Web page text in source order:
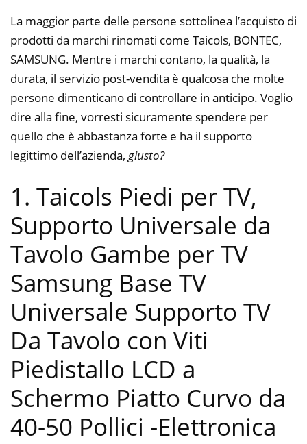
La maggior parte delle persone sottolinea l’acquisto di
prodotti da marchi rinomati come Taicols, BONTEC,
SAMSUNG. Mentre i marchi contano, la qualità, la
durata, il servizio post-vendita è qualcosa che molte
persone dimenticano di controllare in anticipo. Voglio
dire alla fine, vorresti sicuramente spendere per
quello che è abbastanza forte e ha il supporto
legittimo dell’azienda, giusto?
1. Taicols Piedi per TV,
Supporto Universale da
Tavolo Gambe per TV
Samsung Base TV
Universale Supporto TV
Da Tavolo con Viti
Piedistallo LCD a
Schermo Piatto Curvo da
40-50 Pollici -Elettronica